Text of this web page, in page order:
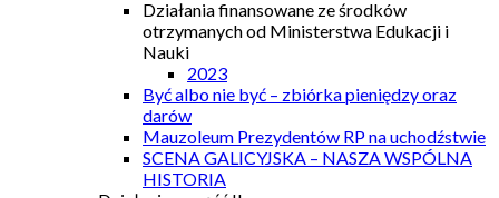
Działania finansowane ze środków
otrzymanych od Ministerstwa Edukacji i
Nauki
2023
Być albo nie być – zbiórka pieniędzy oraz
darów
Mauzoleum Prezydentów RP na uchodźstwie
SCENA GALICYJSKA – NASZA WSPÓLNA
HISTORIA